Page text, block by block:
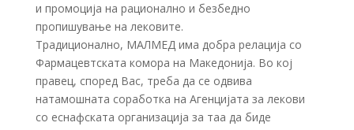
и промоција на рационално и безбедно
пропишување на лековите.
Традиционално, МАЛМЕД има добра релација со
Фармацевтската комора на Македонија. Во кој
правец, според Вас, треба да се одвива
натамошната соработка на Агенцијата за лекови
со еснафската организација за таа да биде